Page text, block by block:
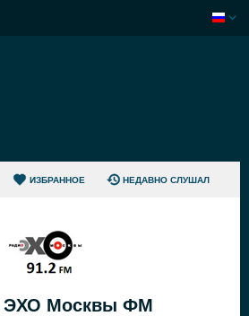
ИЗБРАННОЕ НЕДАВНО СЛУШАЛ
ЭХО Москвы ФМ